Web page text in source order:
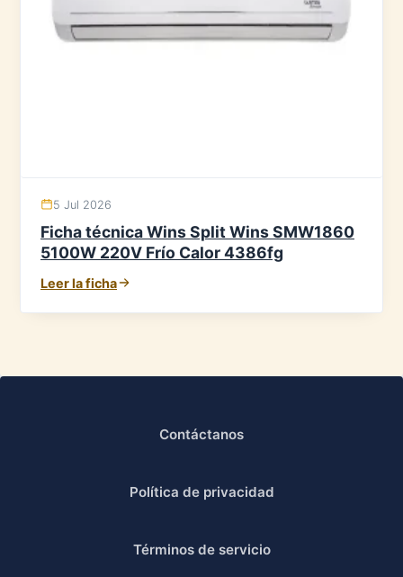
5 Jul 2026
Ficha técnica Wins Split Wins SMW1860
5100W 220V Frío Calor 4386fg
Leer la ficha
Contáctanos
Política de privacidad
Términos de servicio